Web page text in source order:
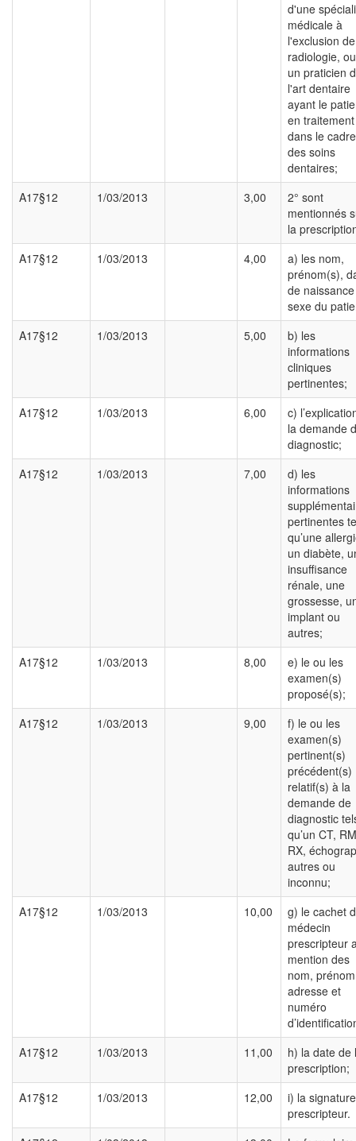
d'une
médicale à
l'exclusion
radiologie,
un praticien
l'art dentaire
ayant le
en traitement
dans le cadre
des soins
dentaires;
A17§12
1/03/2013 3,00
2° sont
mentionnés
la
A17§12
1/03/2013 4,00
a) les nom,
prénom(s),
de
sexe du
A17§12
1/03/2013 5,00
b) les
informations
cliniques
pertinentes;
A17§12
1/03/2013 6,00
c)
la demande
diagnostic;
A17§12
1/03/2013 7,00
d) les
informations
pertinentes
qu’une
un diabète,
insuffisance
rénale, une
grossesse,
implant ou
autres;
A17§12
1/03/2013 8,00
e) le ou les
examen(s)
proposé(s);
A17§12
1/03/2013 9,00
f) le ou les
examen(s)
pertinent(s)
précédent(s)
relatif(s) à la
demande de
diagnostic
qu’un CT,
RX,
autres ou
inconnu;
A17§12
1/03/2013 10,00
g) le cachet
médecin
prescripteur
mention des
nom,
adresse et
numéro
A17§12
1/03/2013 11,00
h) la date de
prescription;
A17§12
1/03/2013 12,00
i) la
prescripteur.